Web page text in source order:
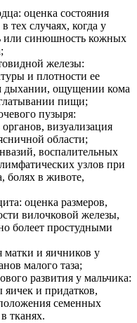
оценка состояния
тех случаях, когда у
или синюшность кожных
железы:
и плотности ее
дыхании, ощущении кома
пищи;
пузыря:
визуализация
области;
воспалительных
узлов при
болях в животе,
оценка размеров,
вилочковой железы,
болеет простудными
матки и яичников у
малого таза;
развития у мальчика:
яичек и придатков,
семенных
тканях.